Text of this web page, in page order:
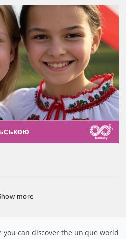
more
you can discover the unique world